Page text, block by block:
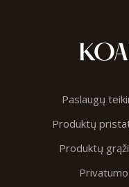
Paslaugų
Produktų
Produktų